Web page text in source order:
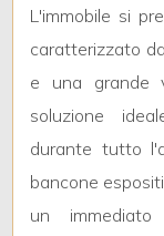
L'immobile si
caratterizzato
e una grande
soluzione
durante tutto
bancone
un
minimi
Qualsiasi
1